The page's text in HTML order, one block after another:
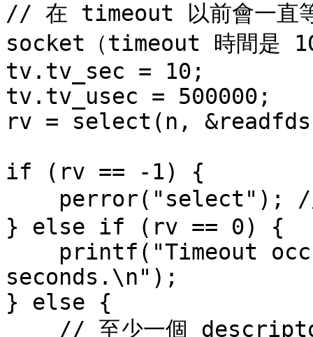
// 在 timeout 以前會一直等
socket（timeout 時間是
tv.tv_sec = 10;
tv.tv_usec = 500000;
rv = select(n,
if (rv == -1) {
} else if (rv == 0) {
seconds.\n");
} else {